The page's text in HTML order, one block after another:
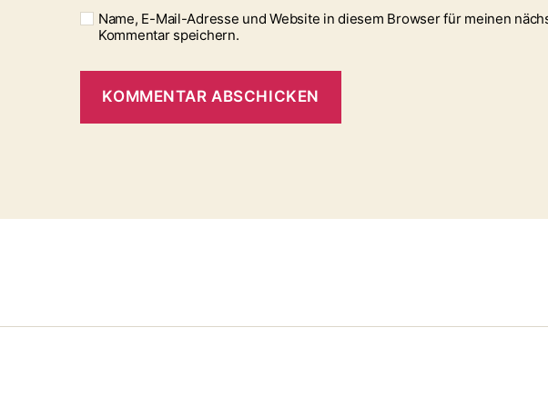
Name, E-Mail-Adresse und Website in diesem Browser für meinen
Kommentar speichern.